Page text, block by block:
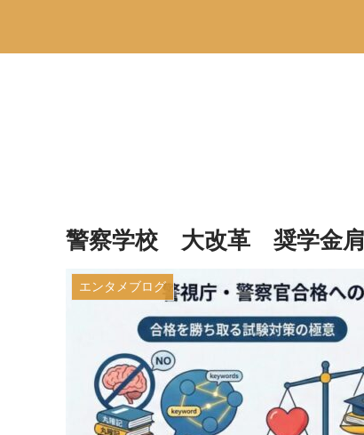
警察学校 大改革 奨学金
エンタメブログ